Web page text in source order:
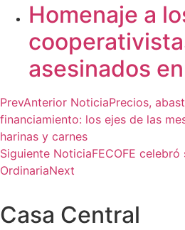
Homenaje a
asesinados
PrevAnterior NoticiaPrecios,
financiamiento: los ejes de las
harinas y carnes
Siguiente NoticiaFECOFE
OrdinariaNext
Casa Central